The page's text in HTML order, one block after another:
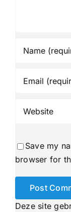
Save my
browser for
Deze site